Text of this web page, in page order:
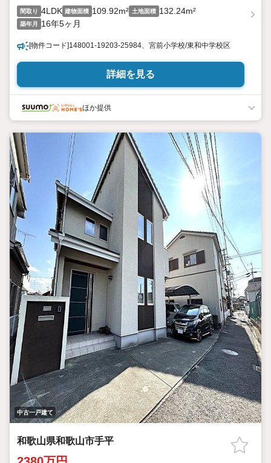
間取り 4LDK 建物面積 109.92m² 土地面積 132.24m²
築年月 16年5ヶ月
[物件コード]148001-19203-25984、宮前小学校/東和中学校区
詳細を見る
ほか提供
中古一戸建て
和歌山県和歌山市手平